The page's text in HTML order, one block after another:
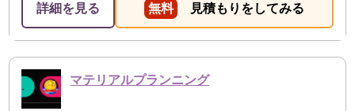
詳細を見る 無料 見積もりをしてみる
マテリアルプランニング